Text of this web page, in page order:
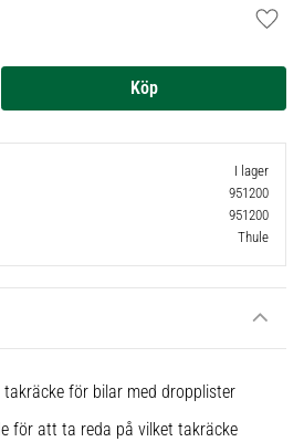
I lager
951200
951200
Thule
för bilar med dropplister
för att ta reda på vilket takräcke